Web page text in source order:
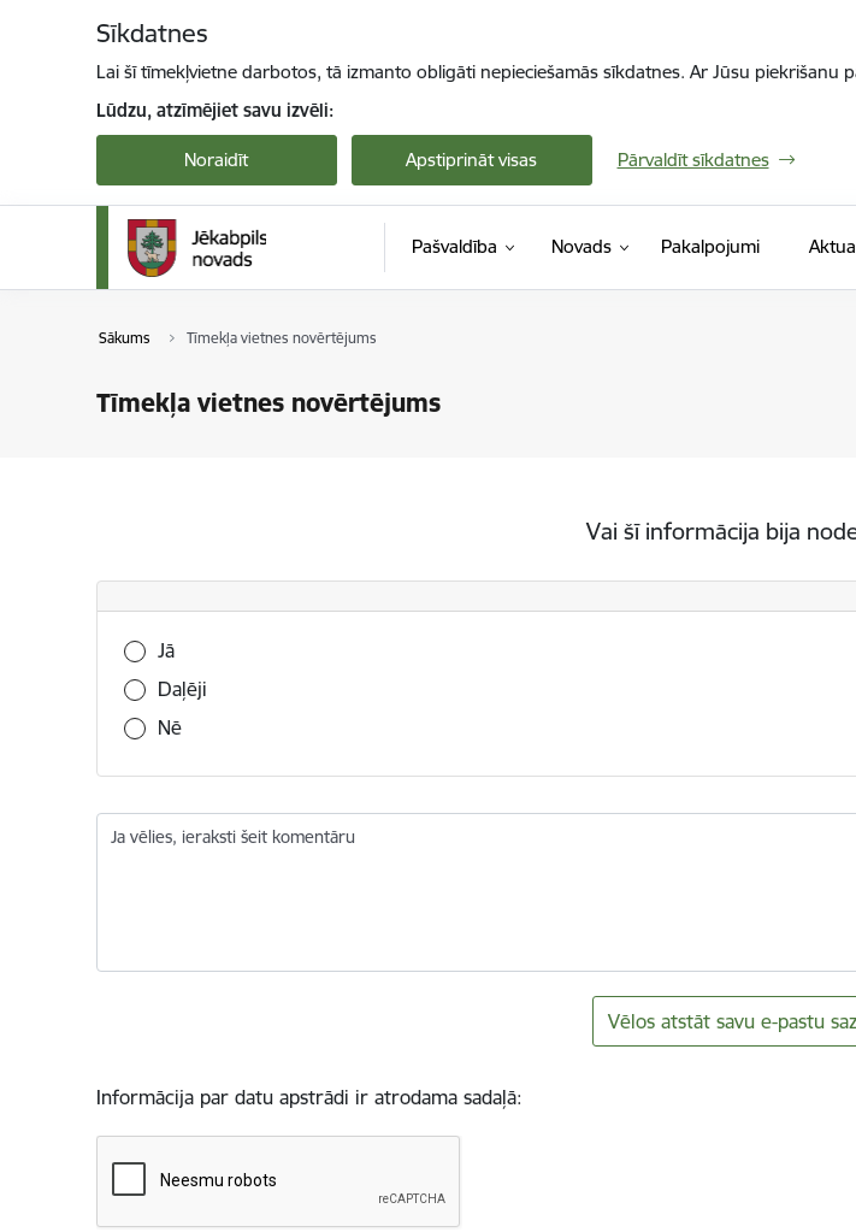
Sīkdatnes
Lai šī tīmekļvietne darbotos, tā izmanto obligāti nepieciešamās sīkdatnes. Ar Jūsu
Lūdzu, atzīmējiet savu izvēli:
Noraidīt Apstiprināt visas Pārvaldīt sīkdatnes
Pašvaldība Novads Pakalpojumi
Sākums Tīmekļa vietnes novērtējums
Tīmekļa vietnes novērtējums
Vai šī informācija bija
Vai šī informācija bija noderīga?
Jā
Daļēji
Nē
Ja vēlies, ieraksti šeit komentāru
Vēlos atstāt savu e-pastu
Informācija par datu apstrādi ir atrodama sadaļā: